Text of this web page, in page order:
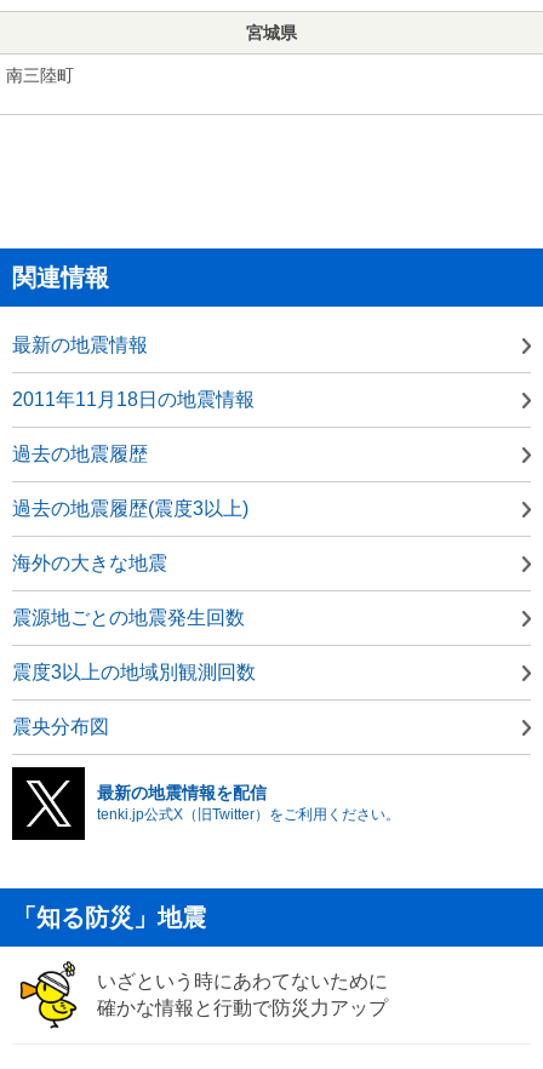
宮城県
南三陸町
関連情報
最新の地震情報
2011年11月18日の地震情報
過去の地震履歴
過去の地震履歴(震度3以上)
海外の大きな地震
震源地ごとの地震発生回数
震度3以上の地域別観測回数
震央分布図
最新の地震情報を配信
tenki.jp公式X（旧Twitter）をご利用ください。
「知る防災」地震
いざという時にあわてないために
確かな情報と行動で防災力アップ